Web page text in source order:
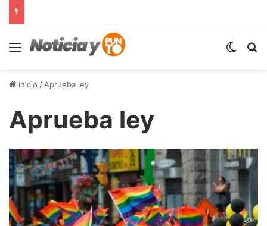
Menú
Inicio / Aprueba ley
Aprueba ley